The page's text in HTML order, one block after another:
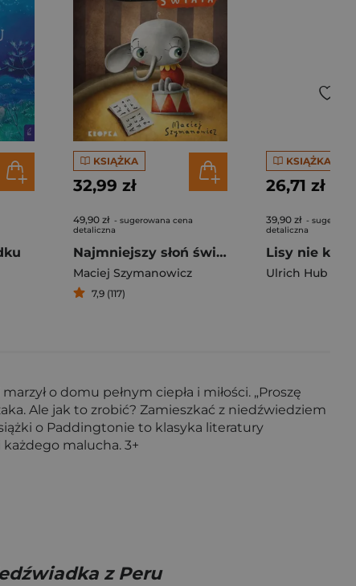
KSIĄŻKA
32,99 zł
49,90 zł - sugerowana cena
detaliczna
Najmniejszy słoń świata
Maciej Szymanowicz
7,9 (117)
KSIĄŻKA
26,71 zł
39,90 zł -
detaliczna
Lisy nie
Ulrich Hub
o domu pełnym ciepła i miłości. „Proszę
Ale jak to zrobić? Zamieszkać z niedźwiedziem
o Paddingtonie to klasyka literatury
malucha. 3+
z Peru